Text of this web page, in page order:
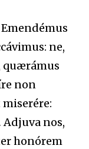
Emendémus
ne,
quærámus
non
Adjuva nos,
honórem